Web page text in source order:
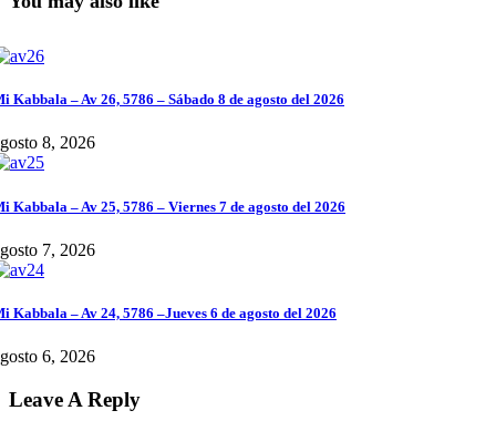
Kabbala – Av 26, 5786 – Sábado 8 de agosto del 2026
8, 2026
Kabbala – Av 25, 5786 – Viernes 7 de agosto del 2026
7, 2026
Kabbala – Av 24, 5786 –Jueves 6 de agosto del 2026
6, 2026
Leave A Reply